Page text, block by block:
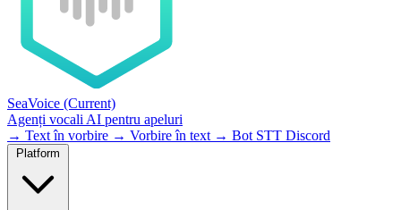
SeaVoice (Current)
Agenți vocali AI pentru apeluri
→ Text în vorbire → Vorbire în text → Bot STT Discord